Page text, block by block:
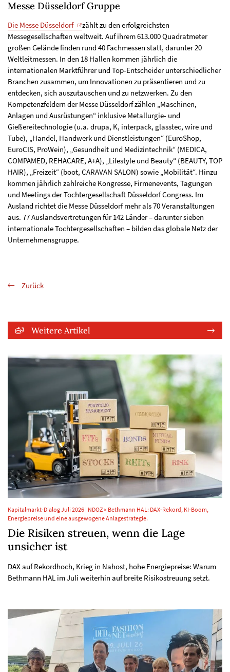
Messe Düsseldorf Gruppe
Die Messe Düsseldorf
zählt zu den erfolgreichsten
Messegesellschaften weltweit. Auf ihrem 613.000 Quadratmeter
großen Gelände finden rund 40 Fachmessen statt, darunter 20
Weltleitmessen. In den 18 Hallen kommen jährlich die
internationalen Marktführer und Top-Entscheider unterschiedlicher
Branchen zusammen, um Innovationen zu präsentieren und zu
entdecken, sich auszutauschen und zu netzwerken. Zu den
Kompetenzfeldern der Messe Düsseldorf zählen „Maschinen,
Anlagen und Ausrüstungen“ inklusive Metallurgie- und
Gießereitechnologie (u.a. drupa, K, interpack, glasstec, wire und
Tube), „Handel, Handwerk und Dienstleistungen“ (EuroShop,
EuroCIS, ProWein), „Gesundheit und Medizintechnik“ (MEDICA,
COMPAMED, REHACARE, A+A), „Lifestyle und Beauty“ (BEAUTY, TOP
HAIR), „Freizeit“ (boot, CARAVAN SALON) sowie „Mobilität“. Hinzu
kommen jährlich zahlreiche Kongresse, Firmenevents, Tagungen
und Meetings der Tochtergesellschaft Düsseldorf Congress. Im
Ausland richtet die Messe Düsseldorf mehr als 70 Veranstaltungen
aus. 77 Auslandsvertretungen für 142 Länder – darunter sieben
internationale Tochtergesellschaften – bilden das globale Netz der
Unternehmensgruppe.
Zurück
Weitere Artikel
Kapitalmarkt-Dialog Juli 2026 | NDOZ × Bethmann HAL: DAX-Rekord, KI-Boom,
Energiepreise und eine ausgewogene Anlagestrategie.
Die Risiken streuen, wenn die Lage
unsicher ist
DAX auf Rekordhoch, Krieg in Nahost, hohe Energiepreise: Warum
Bethmann HAL im Juli weiterhin auf breite Risikostreuung setzt.